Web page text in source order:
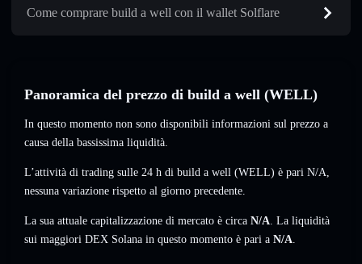
Come comprare build a well con il wallet Solflare
Panoramica del prezzo di build a well (WELL)
In questo momento non sono disponibili informazioni sul prezzo a
causa della bassissima liquidità.
L’attività di trading sulle 24 h di build a well (WELL) è pari N/A,
nessuna variazione rispetto al giorno precedente.
La sua attuale capitalizzazione di mercato è circa N/A. La liquidità
sui maggiori DEX Solana in questo momento è pari a N/A.